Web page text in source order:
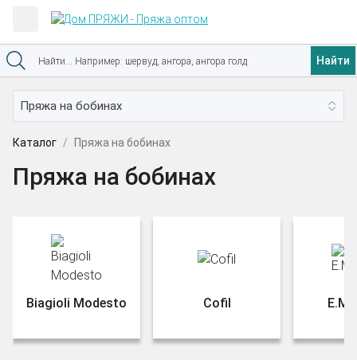
Найти
Каталог Пряжа на бобинах
Пряжа на бобинах
Biagioli Modesto Cofil